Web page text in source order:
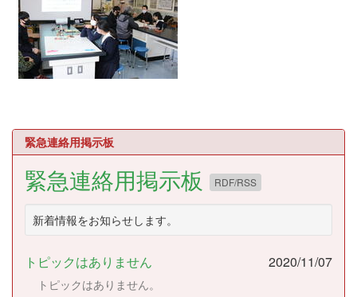
緊急連絡用掲示板
緊急連絡用掲示板 RDF/RSS
新着情報をお知らせします。
トピックはありません 2020/11/07
トピックはありません。